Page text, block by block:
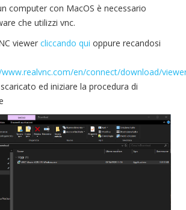
computer con MacOS è necessario
che utilizzi vnc.
viewer cliccando qui oppure recandosi
en/connect/download/
ed iniziare la procedura di